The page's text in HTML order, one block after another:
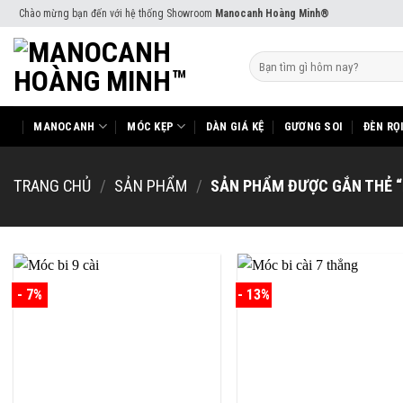
Skip
to
content
Chào mừng bạn đến với hệ thống Showroom Manocanh Hoàng Minh®
Tìm
kiếm:
MANOCANH MÓC KẸP DÀN GIÁ KỆ GƯƠNG SOI ĐÈN
TRANG CHỦ / SẢN PHẨM / SẢN PHẨM ĐƯỢC GẮN THẺ
- 7% - 13%